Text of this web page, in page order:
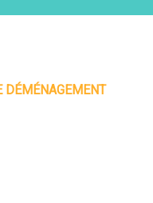
DÉMÉNAGEMENT